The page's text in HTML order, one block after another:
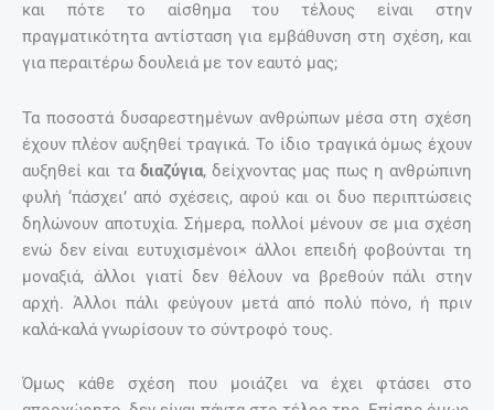
και πότε το αίσθημα του τέλους είναι στην
πραγματικότητα αντίσταση για εμβάθυνση στη σχέση, και
για περαιτέρω δουλειά με τον εαυτό μας;
Τα ποσοστά δυσαρεστημένων ανθρώπων μέσα στη σχέση
έχουν πλέον αυξηθεί τραγικά. Το ίδιο τραγικά όμως έχουν
αυξηθεί και τα διαζύγια, δείχνοντας μας πως η ανθρώπινη
φυλή ‘πάσχει’ από σχέσεις, αφού και οι δυο περιπτώσεις
δηλώνουν αποτυχία. Σήμερα, πολλοί μένουν σε μια σχέση
ενώ δεν είναι ευτυχισμένοι× άλλοι επειδή φοβούνται τη
μοναξιά, άλλοι γιατί δεν θέλουν να βρεθούν πάλι στην
αρχή. Άλλοι πάλι φεύγουν μετά από πολύ πόνο, ή πριν
καλά-καλά γνωρίσουν το σύντροφό τους.
Όμως κάθε σχέση που μοιάζει να έχει φτάσει στο